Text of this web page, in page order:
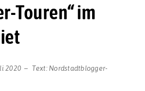
Touren“ im
2020 Text: Nordstadtblogger-